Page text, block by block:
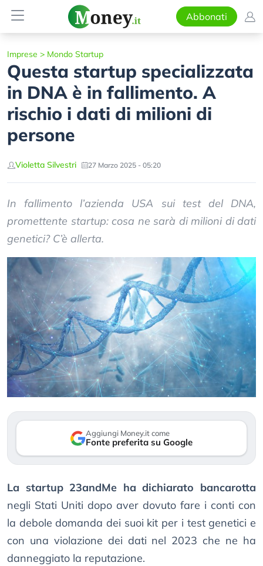
Abbonati
Imprese > Mondo Startup
Questa startup specializzata
in DNA è in fallimento. A
rischio i dati di milioni di
persone
Violetta Silvestri 27 Marzo 2025 - 05:20
In fallimento l’azienda USA sui test del DNA,
promettente startup: cosa ne sarà di milioni di dati
genetici? C’è allerta.
Aggiungi Money.it come
Fonte preferita su Google
La startup 23andMe ha dichiarato bancarotta
negli Stati Uniti dopo aver dovuto fare i conti con
la debole domanda dei suoi kit per i test genetici e
con una violazione dei dati nel 2023 che ne ha
danneggiato la reputazione.